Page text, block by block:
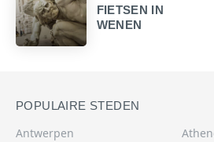
FIETSEN IN
WENEN
POPULAIRE STEDEN
Antwerpen